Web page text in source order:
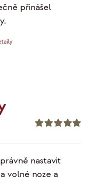
přinášel
nastavit
volné noze a